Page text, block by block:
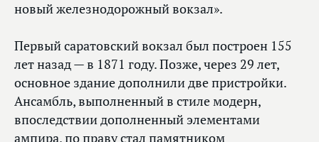
новый железнодорожный вокзал».
Первый саратовский вокзал был построен 155
лет назад — в 1871 году. Позже, через 29 лет,
основное здание дополнили две пристройки.
Ансамбль, выполненный в стиле модерн,
впоследствии дополненный элементами
ампира, по праву стал памятником